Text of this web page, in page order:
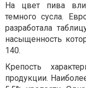
На цвет пива
темного сусла.
разработала
насыщенность
140.
Крепость
продукции.